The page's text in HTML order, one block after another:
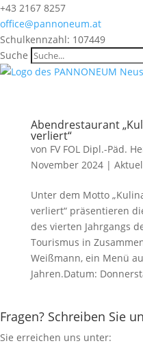
+43 2167 8257
office@pannoneum.at
Schulkennzahl: 107449
Suche
Abendrestaurant
verliert“
von FV FOL Dipl.-Päd.
November 2024|
Unter dem Motto
verliert“ präsentieren
des vierten Jahrgangs
Tourismus in
Weißmann, ein Menü
Jahren.Datum:
Fragen? Schreiben Sie
Sie erreichen uns unter: